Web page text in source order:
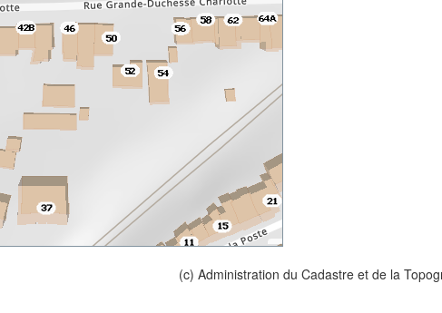
(c) Administration du Cadastre et de la